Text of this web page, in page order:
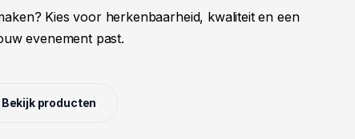
Kies voor herkenbaarheid, kwaliteit en een
evenement past.
Bekijk producten